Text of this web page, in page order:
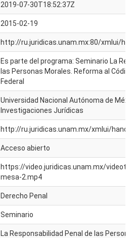
2019-07-30T18:52:37Z
2015-02-19
http://ru.juridicas.unam.mx:80/xmlui/
Es parte del programa: Seminario La
las Personas Morales. Reforma al
Federal
Universidad Nacional Autónoma de
Investigaciones Jurídicas
http://ru.juridicas.unam.mx/xmlui/
Acceso abierto
https://video.juridicas.unam.mx/
mesa-2.mp4
Derecho Penal
Seminario
La Responsabilidad Penal de las